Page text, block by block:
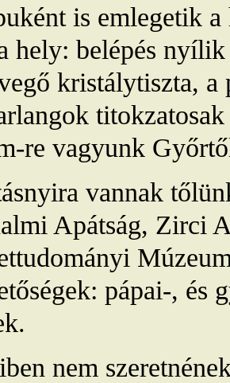
is emlegetik
hely: belépés
kristálytiszta, a
re vagyunk
vannak
Apátság, Zirci
pápai-, és
nem